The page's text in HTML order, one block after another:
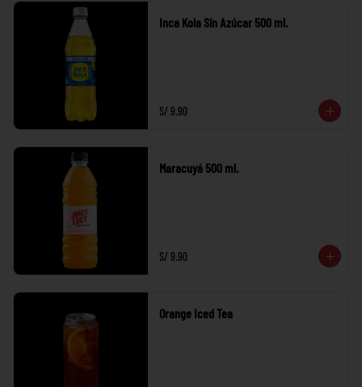
Inca Kola Sin Azúcar 500 ml.
S/ 9.90
Maracuyá 500 ml.
S/ 9.90
Orange Iced Tea